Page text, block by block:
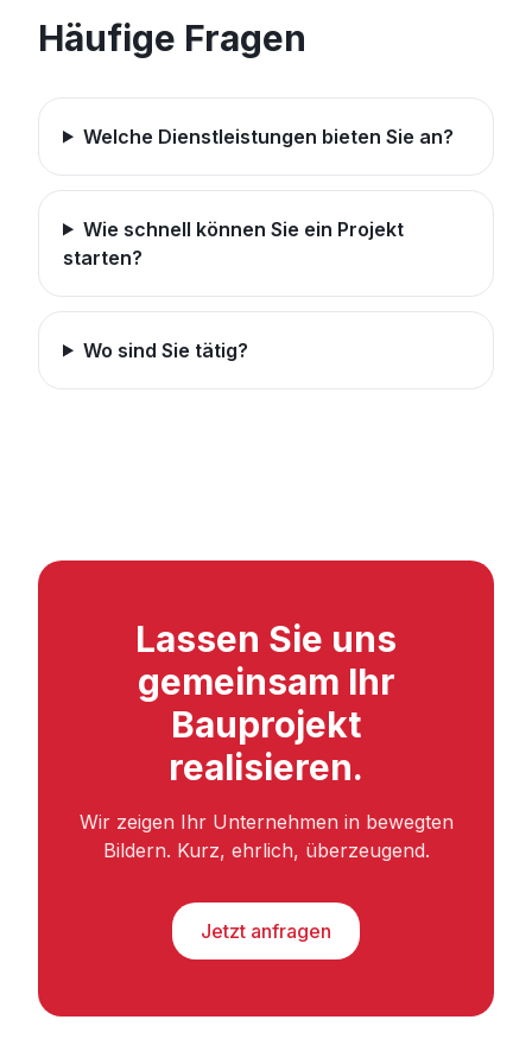
Häufige Fragen
Welche Dienstleistungen bieten Sie an?
Wie schnell können Sie ein Projekt
starten?
Wo sind Sie tätig?
Lassen Sie uns
gemeinsam Ihr
Bauprojekt
realisieren.
Wir zeigen Ihr Unternehmen in bewegten
Bildern. Kurz, ehrlich, überzeugend.
Jetzt anfragen